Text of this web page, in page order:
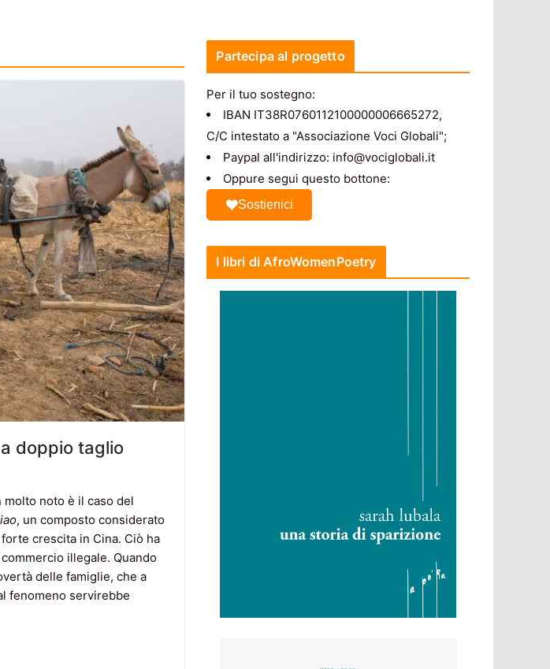
doppio taglio
noto è il caso del
, un composto considerato
crescita in Cina. Ciò ha
illegale. Quando
delle famiglie, che a
fenomeno servirebbe
Partecipa al progetto
Per il tuo sostegno:
IBAN IT38R0760112100000006665272,
C/C intestato a "Associazione Voci Globali";
Paypal all'indirizzo: info@vociglobali.it
Oppure segui questo bottone:
Sostienici
I libri di AfroWomenPoetry